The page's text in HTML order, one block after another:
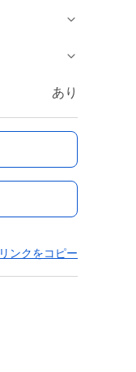
あり
リンクをコピー